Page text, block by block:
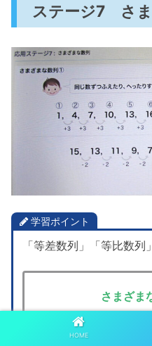
ステージ7 さ
学習ポイント
「等差数列」「等比数列
さまざま
HOME